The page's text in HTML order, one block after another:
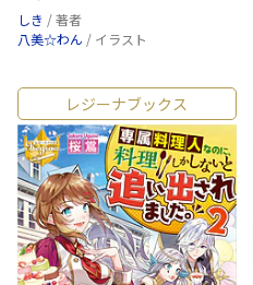
しき / 著者
八美☆わん / イラスト
レジーナブックス